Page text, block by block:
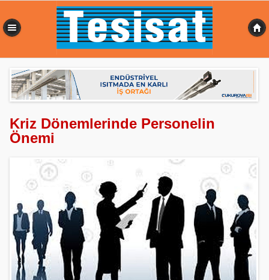
Kriz Dönemlerinde Personelin
Önemi
0,363 sn